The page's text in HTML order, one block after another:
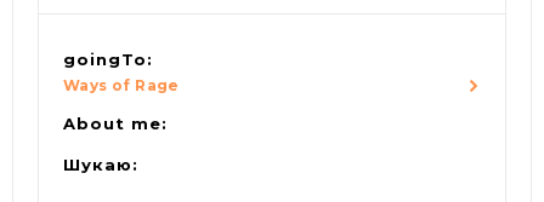
goingTo:
Ways of Rage
About me:
Шукаю: